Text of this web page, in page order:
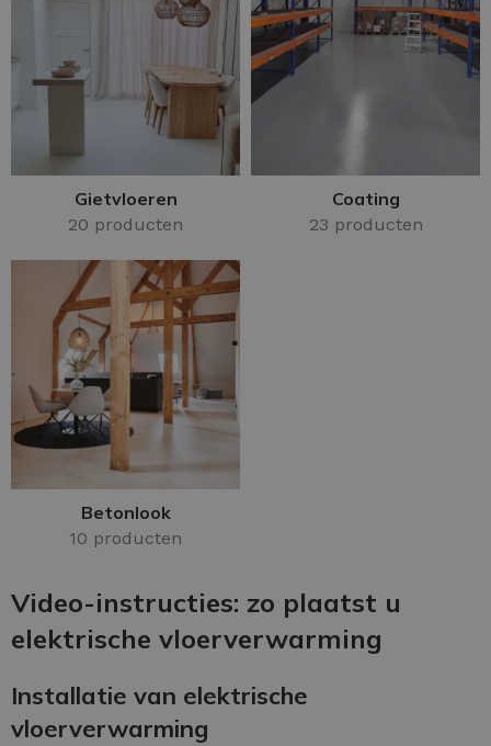
Gietvloeren
20 producten
Coating
23 producten
Betonlook
10 producten
Video-instructies: zo plaatst u
elektrische vloerverwarming
Installatie van elektrische
vloerverwarming